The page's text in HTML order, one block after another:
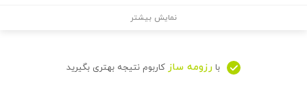
نمایش بیشتر
با رزومه ساز کاربوم نتیجه بهتری بگیرید